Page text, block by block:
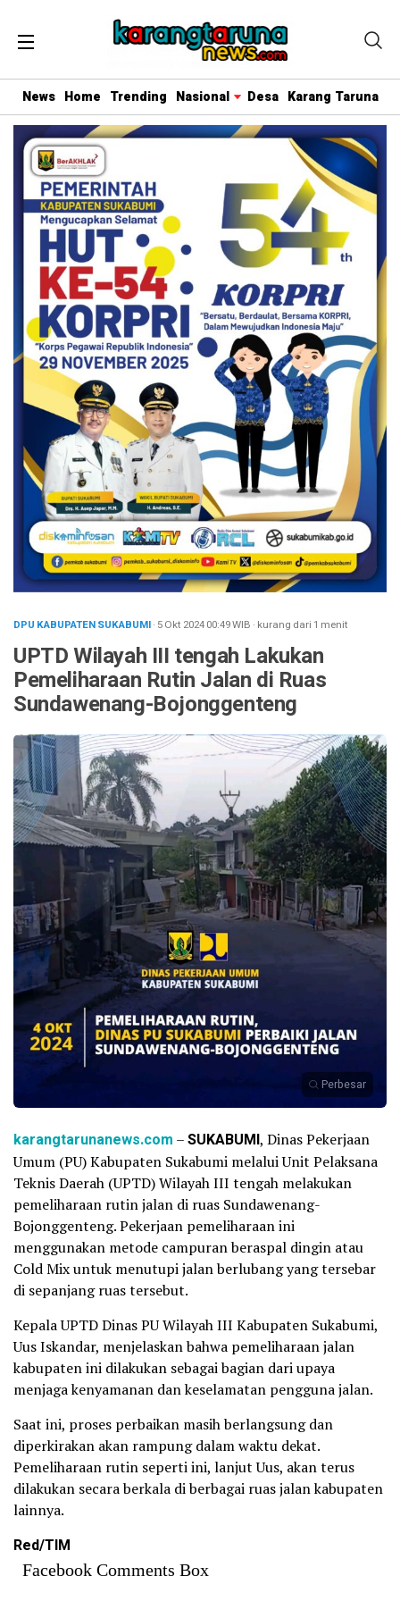
News Home Trending Nasional Desa Karang Taruna
DPU KABUPATEN SUKABUMI· 5 Okt 202400:49WIB · kurang dari 1 menit
UPTD Wilayah III tengah Lakukan
Pemeliharaan Rutin Jalan di Ruas
Sundawenang-Bojonggenteng
Perbesar
karangtarunanews.com –SUKABUMI, Dinas Pekerjaan
Umum (PU) Kabupaten Sukabumi melalui Unit Pelaksana
Teknis Daerah (UPTD) Wilayah III tengah melakukan
pemeliharaan rutin jalan di ruas Sundawenang-
Bojonggenteng. Pekerjaan pemeliharaan ini
menggunakan metode campuran beraspal dingin atau
Cold Mix untuk menutupi jalan berlubang yang tersebar
di sepanjang ruas tersebut.
Kepala UPTD Dinas PU Wilayah III Kabupaten Sukabumi,
Uus Iskandar, menjelaskan bahwa pemeliharaan jalan
kabupaten ini dilakukan sebagai bagian dari upaya
menjaga kenyamanan dan keselamatan pengguna jalan.
Saat ini, proses perbaikan masih berlangsung dan
diperkirakan akan rampung dalam waktu dekat.
Pemeliharaan rutin seperti ini, lanjut Uus, akan terus
dilakukan secara berkala di berbagai ruas jalan kabupaten
lainnya.
Red/TIM
Facebook Comments Box